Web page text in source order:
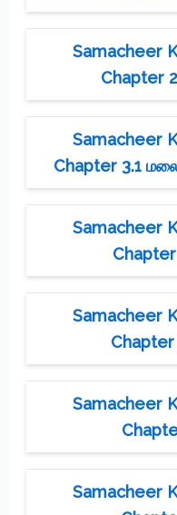
Samacheer
Chapter
Samacheer
Chapter 3.1
Samacheer
Chapter
Samacheer
Samacheer
Samacheer